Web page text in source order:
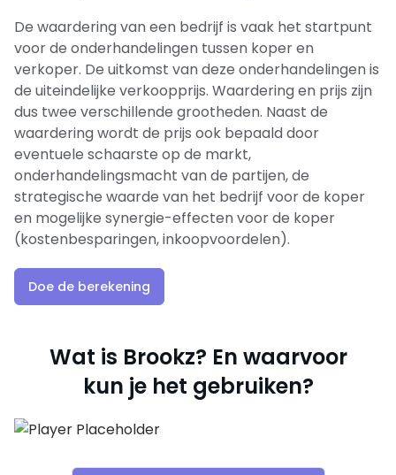
De waardering van een bedrijf is vaak het startpunt
voor de onderhandelingen tussen koper en
verkoper. De uitkomst van deze onderhandelingen is
de uiteindelijke verkoopprijs. Waardering en prijs zijn
dus twee verschillende grootheden. Naast de
waardering wordt de prijs ook bepaald door
eventuele schaarste op de markt,
onderhandelingsmacht van de partijen, de
strategische waarde van het bedrijf voor de koper
en mogelijke synergie-effecten voor de koper
(kostenbesparingen, inkoopvoordelen).
Doe de berekening
Wat is Brookz? En waarvoor
kun je het gebruiken?